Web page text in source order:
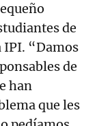
de
“Damos
de
han
que les